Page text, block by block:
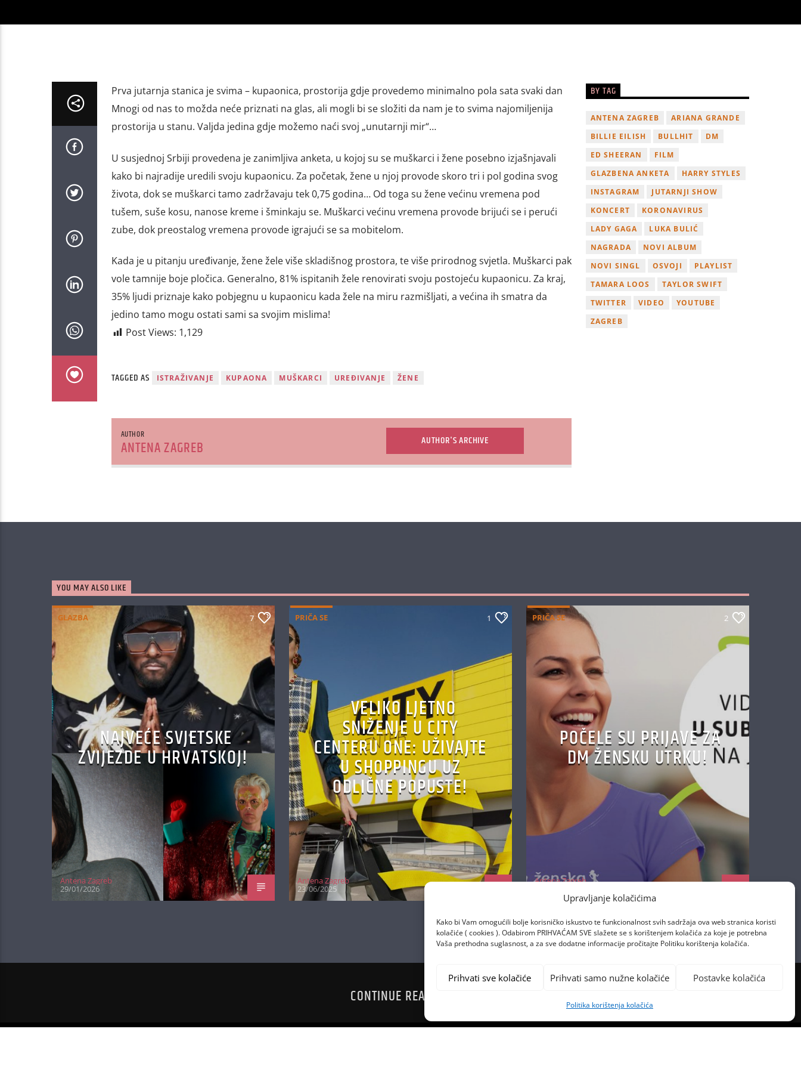
Upravljanje kolačićima
Kako bi Vam omogućili bolje korisničko iskustvo te funkcionalnost svih sadržaja ova web stranica koristi
kolačiće ( cookies ). Odabirom PRIHVAĆAM SVE slažete se s korištenjem kolačića za koje je potrebna
Vaša prethodna suglasnost, a za sve dodatne informacije pročitajte Politiku korištenja kolačića.
Prihvati sve kolačiće Prihvati samo nužne kolačiće Postavke kolačića
Politika korištenja kolačića
Prva jutarnja stanica je svima – kupaonica, prostorija gdje provedemo minimalno pola sata svaki dan
Mnogi od nas to možda neće priznati na glas, ali mogli bi se složiti da nam je to svima najomiljenija
prostorija u stanu. Valjda jedina gdje možemo naći svoj „unutarnji mir“…
U susjednoj Srbiji provedena je zanimljiva anketa, u kojoj su se muškarci i žene posebno izjašnjavali
kako bi najradije uredili svoju kupaonicu. Za početak, žene u njoj provode skoro tri i pol godina svog
života, dok se muškarci tamo zadržavaju tek 0,75 godina… Od toga su žene većinu vremena pod
tušem, suše kosu, nanose kreme i šminkaju se. Muškarci većinu vremena provode brijući se i perući
zube, dok preostalog vremena provode igrajući se sa mobitelom.
Kada je u pitanju uređivanje, žene žele više skladišnog prostora, te više prirodnog svjetla. Muškarci pak
vole tamnije boje pločica. Generalno, 81% ispitanih žele renovirati svoju postojeću kupaonicu. Za kraj,
35% ljudi priznaje kako pobjegnu u kupaonicu kada žele na miru razmišljati, a većina ih smatra da
jedino tamo mogu ostati sami sa svojim mislima!
Post Views: 1,129
TAGGED AS ISTRAŽIVANJE KUPAONA MUŠKARCI UREĐIVANJE ŽENE
AUTHOR
ANTENA ZAGREB AUTHOR'S ARCHIVE
BY TAG
ANTENA ZAGREB
ARIANA GRANDE
BILLIE EILISH
BULLHIT
DM
ED SHEERAN
FILM
GLAZBENA ANKETA
HARRY STYLES
INSTAGRAM
JUTARNJI SHOW
KONCERT
KORONAVIRUS
LADY GAGA
LUKA BULIĆ
NAGRADA
NOVI ALBUM
NOVI SINGL
OSVOJI
PLAYLIST
TAMARA LOOS
TAYLOR SWIFT
TWITTER
VIDEO
YOUTUBE
ZAGREB
YOU MAY ALSO LIKE
GLAZBA 7
NAJVEĆE SVJETSKE
ZVIJEZDE U HRVATSKOJ!
Antena Zagreb
29/01/2026
PRIČA SE 1
VELIKO LJETNO
SNIŽENJE U CITY
CENTERU ONE: UŽIVAJTE
U SHOPPINGU UZ
ODLIČNE POPUSTE!
Antena Zagreb
23/06/2025
PRIČA SE 2
POČELE SU PRIJAVE ZA
DM ŽENSKU UTRKU!
Antena Zagreb
CONTINUE READING